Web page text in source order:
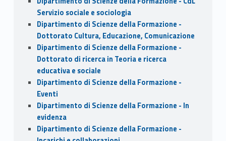
Servizio sociale e sociologia
Dipartimento di Scienze della Formazione -
Dottorato Cultura, Educazione, Comunicazione
Dipartimento di Scienze della Formazione -
Dottorato di ricerca in Teoria e ricerca
educativa e sociale
Dipartimento di Scienze della Formazione -
Eventi
Dipartimento di Scienze della Formazione - In
evidenza
Dipartimento di Scienze della Formazione -